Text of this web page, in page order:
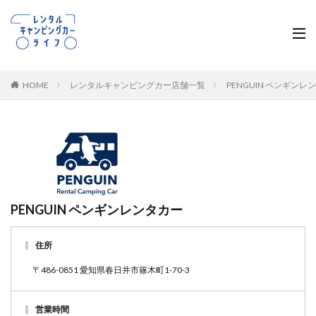
HOME レンタルキャンピングカー店舗一覧 PENGUIN ペンギンレ
PENGUIN ペンギンレンタカー
住所
〒486-0851 愛知県春日井市篠木町1-70-3
営業時間